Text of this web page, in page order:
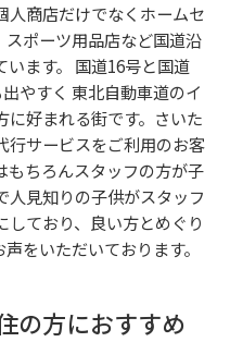
人商店だけでなくホームセ
スポーツ用品店など国道沿
ます。 国道16号と国道
やすく 東北自動車道のイ
に好まれる街です。さいた
行サービスをご利用のお客
もちろんスタッフの方が子
人見知りの子供がスタッフ
ており、良い方とめぐり
をいただいております。
の方におすすめ